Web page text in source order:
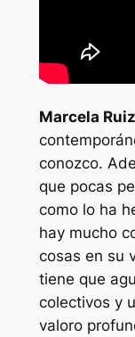
Marcela
conozco.
que pocas
como lo ha
hay mucho
cosas en su
tiene que
colectivos y
valoro